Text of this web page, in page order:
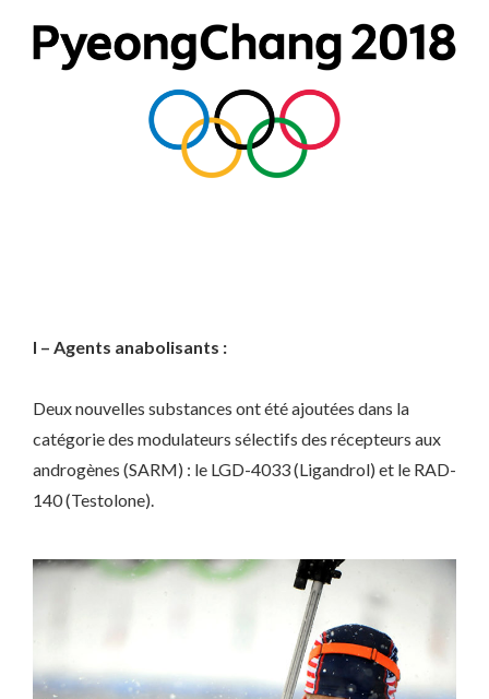
I – Agents anabolisants :
Deux nouvelles substances ont été ajoutées dans la
catégorie des modulateurs sélectifs des récepteurs aux
androgènes (SARM) : le LGD-4033 (Ligandrol) et le RAD-
140 (Testolone).